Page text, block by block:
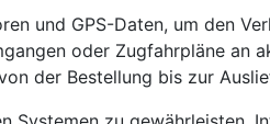
und GPS-Daten, um den
oder Zugfahrpläne an
der Bestellung bis zur